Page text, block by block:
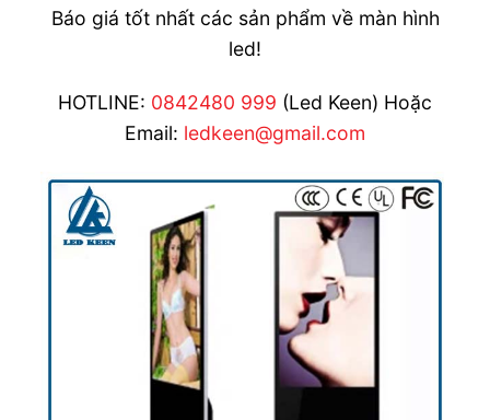
Báo giá tốt nhất các sản phẩm về màn hình
led!
HOTLINE: 0842480 999 (Led Keen) Hoặc
Email: ledkeen@gmail.com